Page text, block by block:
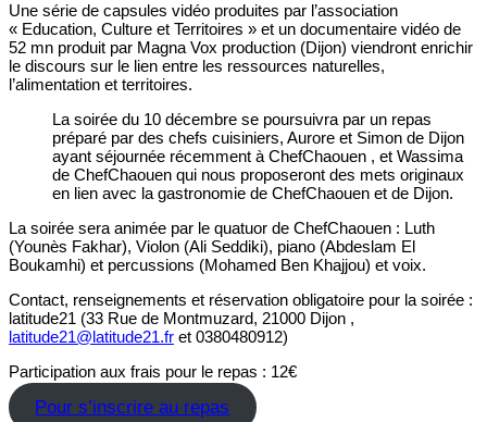
Une série de capsules vidéo produites par l’association
« Education, Culture et Territoires » et un documentaire vidéo de
52 mn produit par Magna Vox production (Dijon) viendront enrichir
le discours sur le lien entre les ressources naturelles,
l’alimentation et territoires.
La soirée du 10 décembre se poursuivra par un repas
préparé par des chefs cuisiniers, Aurore et Simon de Dijon
ayant séjournée récemment à ChefChaouen , et Wassima
de ChefChaouen qui nous proposeront des mets originaux
en lien avec la gastronomie de ChefChaouen et de Dijon.
La soirée sera animée par le quatuor de ChefChaouen : Luth
(Younès Fakhar), Violon (Ali Seddiki), piano (Abdeslam El
Boukamhi) et percussions (Mohamed Ben Khajjou) et voix.
Contact, renseignements et réservation obligatoire pour la soirée :
latitude21 (33 Rue de Montmuzard, 21000 Dijon ,
latitude21@latitude21.fr et 0380480912)
Participation aux frais pour le repas : 12€
Pour s’inscrire au repas